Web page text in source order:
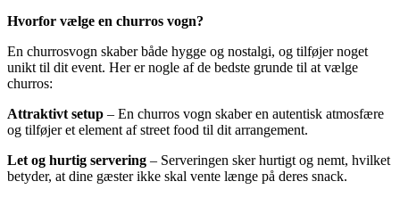
Hvorfor vælge en churros vogn?
En churrosvogn skaber både hygge og nostalgi, og tilføjer noget
unikt til dit event. Her er nogle af de bedste grunde til at vælge
churros:
Attraktivt setup – En churros vogn skaber en autentisk atmosfære
og tilføjer et element af street food til dit arrangement.
Let og hurtig servering – Serveringen sker hurtigt og nemt, hvilket
betyder, at dine gæster ikke skal vente længe på deres snack.